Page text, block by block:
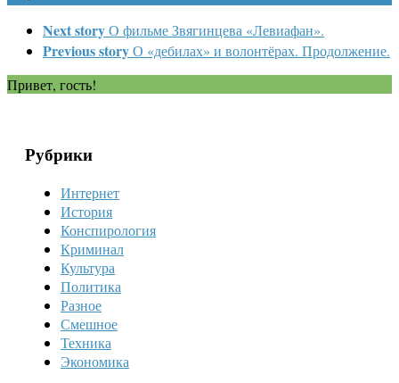
Next storyО фильме Звягинцева «Левиафан».
Previous storyО «дебилах» и волонтёрах. Продолжение.
Привет, гость!
Рубрики
Интернет
История
Конспирология
Криминал
Культура
Политика
Разное
Смешное
Техника
Экономика